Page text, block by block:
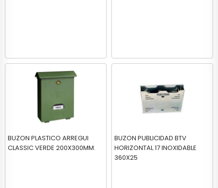
BUZON PLASTICO ARREGUI
CLASSIC VERDE 200X300MM.
BUZON PUBLICIDAD BTV
HORIZONTAL 17 INOXIDABLE
360X25